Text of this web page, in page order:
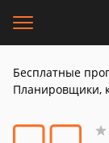
Бесплатные
Планировщики,